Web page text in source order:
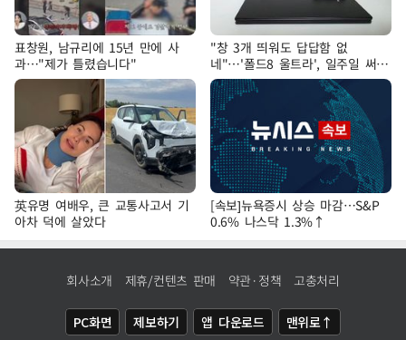
표창원, 남규리에 15년 만에 사
과…"제가 틀렸습니다"
"창 3개 띄워도 답답함 없
네"…'폴드8 울트라', 일주일 써보
니
英유명 여배우, 큰 교통사고서 기
아차 덕에 살았다
[속보]뉴욕증시 상승 마감…S&P
0.6% 나스닥 1.3%↑
회사소개 제휴/컨텐츠 판매 약관·정책 고충처리
PC화면 제보하기 앱 다운로드 맨위로↑